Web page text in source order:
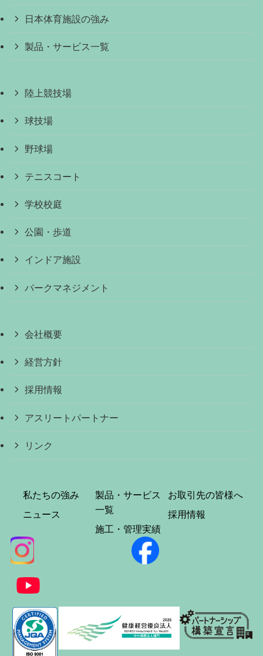
日本体育施設の強み
製品・サービス一覧
陸上競技場
球技場
野球場
テニスコート
学校校庭
公園・歩道
インドア施設
パークマネジメント
会社概要
経営方針
採用情報
アスリートパートナー
リンク
私たちの強み
ニュース
製品・サービス
一覧
施工・管理実績
お取引先の皆様へ
採用情報